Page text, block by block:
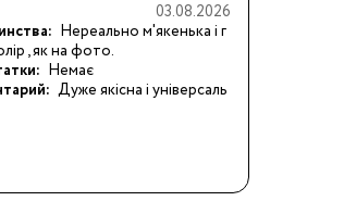
03.08.2026
Нереально м'якенька і г
, як на фото.
Немає
Дуже якісна і універсаль